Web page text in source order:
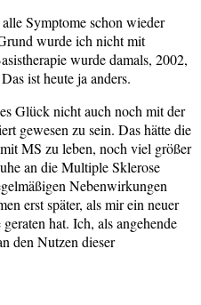
Symptome schon wieder
wurde ich nicht mit
wurde damals, 2002,
ist heute ja anders.
Glück nicht auch noch mit der
gewesen zu sein. Das hätte die
MS zu leben, noch viel größer
an die Multiple Sklerose
Nebenwirkungen
erst später, als mir ein neuer
hat. Ich, als angehende
den Nutzen dieser